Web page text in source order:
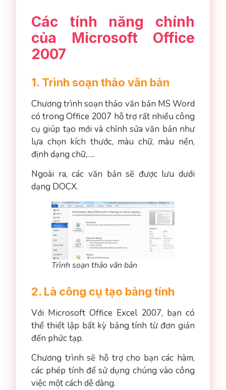
Các tính năng chính
của Microsoft Office
2007
1. Trình soạn thảo văn bản
Chương trình soạn thảo văn bản MS Word
có trong Office 2007 hỗ trợ rất nhiều công
cụ giúp tạo mới và chỉnh sửa văn bản như
lựa chọn kích thước, màu chữ, màu nền,
định dạng chữ,….
Ngoài ra, các văn bản sẽ được lưu dưới
dạng DOCX.
Trình soạn thảo văn bản
2. Là công cụ tạo bảng tính
Với Microsoft Office Excel 2007, bạn có
thể thiết lập bất kỳ bảng tính từ đơn giản
đến phức tạp.
Chương trình sẽ hỗ trợ cho bạn các hàm,
các phép tính để sử dụng chúng vào công
việc một cách dễ dàng.